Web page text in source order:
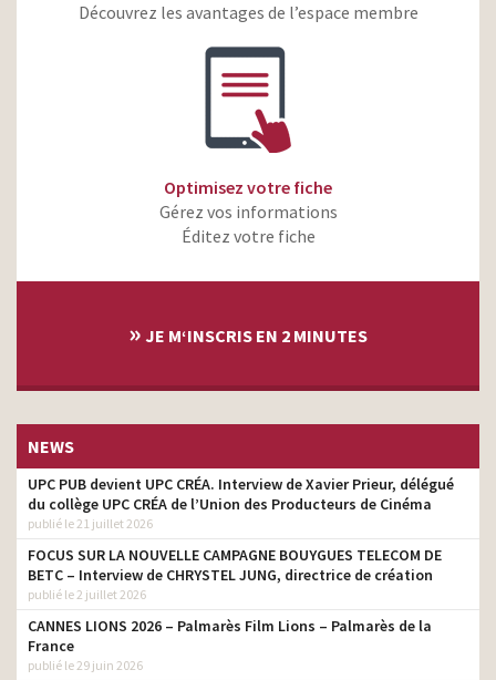
Découvrez les avantages de l’espace membre
Optimisez votre fiche
Gérez vos informations
Éditez votre fiche
» JE M‘INSCRIS EN 2 MINUTES
NEWS
UPC PUB devient UPC CRÉA. Interview de Xavier Prieur, délégué
du collège UPC CRÉA de l’Union des Producteurs de Cinéma
publié le 21 juillet 2026
FOCUS SUR LA NOUVELLE CAMPAGNE BOUYGUES TELECOM DE
BETC – Interview de CHRYSTEL JUNG, directrice de création
publié le 2 juillet 2026
CANNES LIONS 2026 – Palmarès Film Lions – Palmarès de la
France
publié le 29 juin 2026